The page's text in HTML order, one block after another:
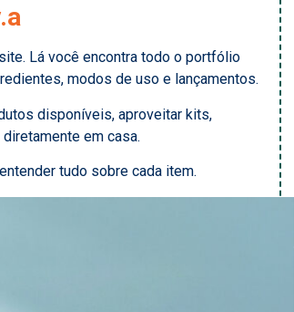
Lá você encontra todo o portfólio
modos de uso e lançamentos.
disponíveis, aproveitar kits,
em casa.
tudo sobre cada item.